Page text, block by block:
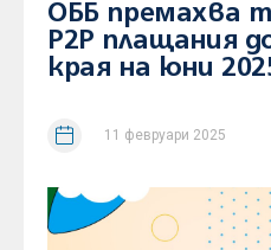
ОББ премахва
P2P плащания
края на юни
11 февруари 2025